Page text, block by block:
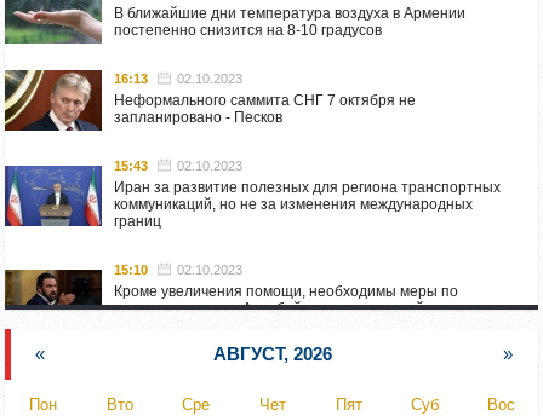
В ближайшие дни температура воздуха в Армении
постепенно снизится на 8-10 градусов
16:13 02.10.2023
Неформального саммита СНГ 7 октября не
запланировано - Песков
15:43 02.10.2023
Иран за развитие полезных для региона транспортных
коммуникаций, но не за изменения международных
границ
15:10 02.10.2023
Кроме увеличения помощи, необходимы меры по
пресечению угроз Азербайджана: испанский депутат
Азербайджан обстреляли автомобиль ВС Армении,
перевозивший продовольствие
« АВГУСТ, 2026 »
Пон Вто Сре Чет Пят Суб Вос